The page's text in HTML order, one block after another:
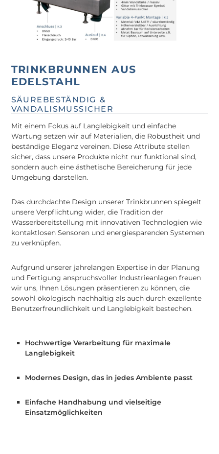
TRINKBRUNNEN AUS
EDELSTAHL
SÄUREBESTÄNDIG &
VANDALISMUSSICHER
Mit einem Fokus auf Langlebigkeit und einfache
Wartung setzen wir auf Materialien, die Robustheit und
beständige Eleganz vereinen. Diese Attribute stellen
sicher, dass unsere Produkte nicht nur funktional sind,
sondern auch eine ästhetische Bereicherung für jede
Umgebung darstellen.
Das durchdachte Design unserer Trinkbrunnen spiegelt
unsere Verpflichtung wider, die Tradition der
Wasserbereitstellung mit innovativen Technologien wie
kontaktlosen Sensoren und energiesparenden Systemen
zu verknüpfen.
Aufgrund unserer jahrelangen Expertise in der Planung
und Fertigung anspruchsvoller Industrieanlagen freuen
wir uns, Ihnen Lösungen präsentieren zu können, die
sowohl ökologisch nachhaltig als auch durch exzellente
Benutzerfreundlichkeit und Langlebigkeit bestechen.
Hochwertige Verarbeitung für maximale
Langlebigkeit
Modernes Design, das in jedes Ambiente passt
Einfache Handhabung und vielseitige
Einsatzmöglichkeiten